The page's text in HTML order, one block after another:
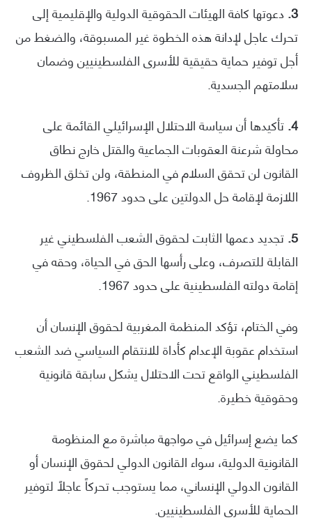
3. دعوتها كافة الهيئات الحقوقية الدولية والإقليمية إلى
تحرك عاجل لإدانة هذه الخطوة غير المسبوقة، والضغط من
أجل توفير حماية حقيقية للأسرى الفلسطينيين وضمان
سلامتهم الجسدية.
4. تأكيدها أن سياسة الاحتلال الإسرائيلي القائمة على
محاولة شرعنة العقوبات الجماعية والقتل خارج نطاق
القانون لن تحقق السلام في المنطقة، ولن تخلق الظروف
اللازمة لإقامة حل الدولتين على حدود 1967.
5. تجديد دعمها الثابت لحقوق الشعب الفلسطيني غير
القابلة للتصرف، وعلى رأسها الحق في الحياة، وحقه في
إقامة دولته الفلسطينية على حدود 1967.
وفي الختام، تؤكد المنظمة المغربية لحقوق الإنسان أن
استخدام عقوبة الإعدام كأداة للانتقام السياسي ضد الشعب
الفلسطيني الواقع تحت الاحتلال يشكل سابقة قانونية
وحقوقية خطيرة.
كما يضع إسرائيل في مواجهة مباشرة مع المنظومة
القانونية الدولية، سواء القانون الدولي لحقوق الإنسان أو
القانون الدولي الإنساني، مما يستوجب تحركاً عاجلاً لتوفير
الحماية للأسرى الفلسطينيين.